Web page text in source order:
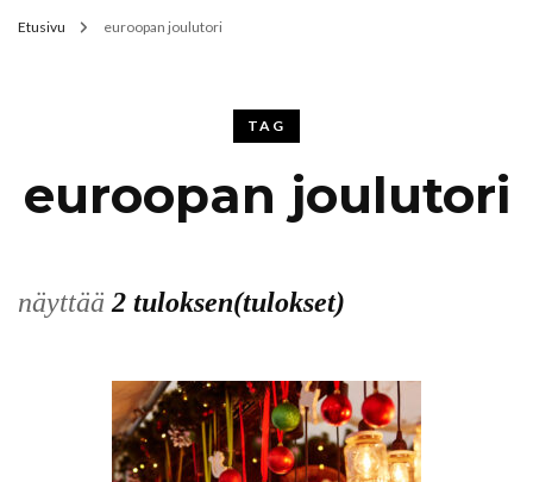
Etusivu euroopan joulutori
TAG
euroopan joulutori
näyttää 2 tuloksen(tulokset)